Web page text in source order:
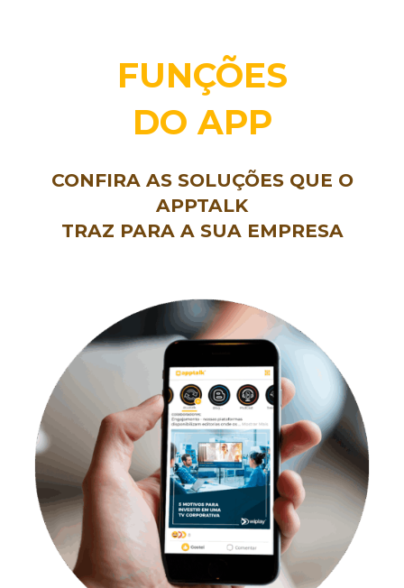
FUNÇÕES
DO APP
CONFIRA AS SOLUÇÕES QUE O
APPTALK
TRAZ PARA A SUA EMPRESA